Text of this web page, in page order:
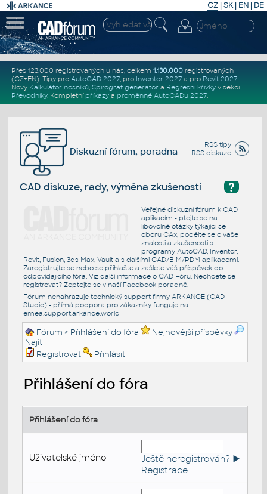
CZ | SK| EN | DE
Přes 123.000 registrovaných u nás, celkem 1.130.000registrovaných
(CZ+EN). Tipy pro AutoCAD 2027, pro Inventor 2027a pro Revit 2027.
Nový Kalkulátor nosníků, Spirograf generátor a Regresní křivkyv sekci
Převodníky. Kompletní příkazya proměnné AutoCADu 2027.
RSS tipy
RSS diskuze
Diskuzní fórum, poradna
?
CAD diskuze, rady, výměna zkušeností
Veřejné diskuzní fórum k CAD
aplikacím - ptejte se na
libovolné otázky týkající se
oboru CAx, podělte se o vaše
znalosti a zkušenosti s
programy AutoCAD, Inventor,
Revit, Fusion, 3ds Max, Vault a s dalšími CAD/BIM/PDM aplikacemi.
Zaregistrujte se nebo se přihlašte a zašlete váš příspěvek do
odpovídajícího fóra. Viz další informace o CAD Fóru. Nechcete se
registrovat? Zeptejte se v naší Facebook poradně.
Fórum nenahrazuje technický support firmy ARKANCE (CAD
Studio) - přímá podpora pro zákazníky funguje na
emea.support.arkance.world
Fórum > Přihlášení do fóra
Nejnovější příspěvky
Najít
Registrovat
Přihlásit
Přihlášení do fóra
Přihlášení do fóra
Uživatelské jméno
Ještě neregistrován? ►
Registrace